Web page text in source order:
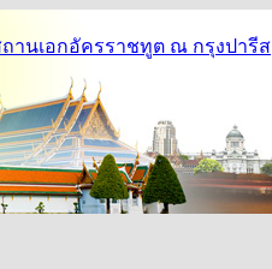
ถานเอกอัครราชทูต ณ กรุงปารีส